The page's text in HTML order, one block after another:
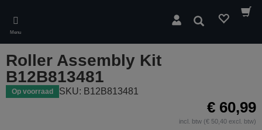
main
content
Menu
Zoeken
Roller Assembly Kit
B12B813481
Op voorraad SKU: B12B813481
€ 60,99
incl. btw (€ 50,40 excl. btw)